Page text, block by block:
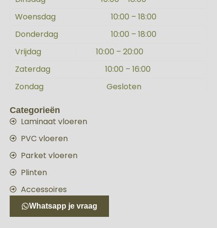
Woensdag
10:00 – 18:00
Donderdag
10:00 – 18:00
Vrijdag
10:00 – 20:00
Zaterdag
10:00 – 16:00
Zondag
Gesloten
Categorieën
Laminaat vloeren
PVC vloeren
Parket vloeren
Plinten
Accessoires
Whatsapp je vraag